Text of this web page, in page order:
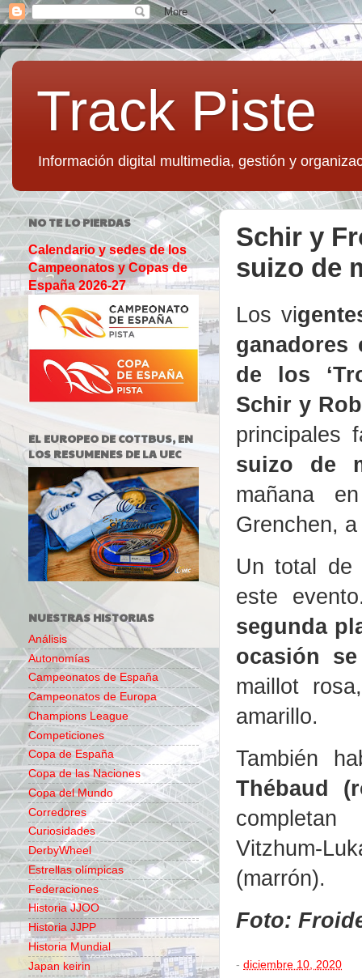
Track Piste
Información digital multimedia, gestión y
Schir y
suizo de
Los vi
ganadores
de los
Schir y
principales
suizo de
mañana
Grenchen,
Un total de
este
segunda
ocasión
maillot
amarillo.
También
Thébaud
completan
Vitzhum-
(marrón).
Foto:
- diciembre 10, 2020
NO TE LO PIERDAS
Calendario y sedes de los
Campeonatos y Copas de
España 2026-27
EL EUROPEO DE COTTBUS, EN
LOS RESUMENES DE LA UEC
NUESTRAS HISTORIAS
Análisis
Autonomías
Campeonatos de España
Campeonatos de Europa
Champions League
Competiciones
Copa de España
Copa de las Naciones
Copa del Mundo
Corredores
Curiosidades
DerbyWheel
Estrellas olímpicas
Federaciones
Historia JJOO
Historia JJPP
Historia Mundial
Japan keirin